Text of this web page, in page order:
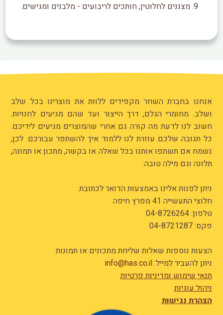
מצננים לחלוטין, חותכים לריבועים - מלבנים ומגישים.
אנחנו בחברת השחר מקפידים ללוות את מוצרינו בכל שלב
ושלב. מחומרי הגלם, דרך הייצור ועד שהם מגיעים לחנויות.
חשוב לנו לדעת מה קורה גם אחרי שהמוצרים מגיעים לידיכם.
כל תגובה שלכם עוזרת לנו ללמוד איך להשתפר עבורכם. לכן,
נשמח אם תשתפו אותנו בכל שאלה או בקשה, מתכון או תמונה,
תלונה וגם מילה טובה.
ניתן לפנות אלינו באמצעות הדואר לכתובת
חלוצי התעשייה 41 מפרץ חיפה
טלפון:04-8726264
פקס: 04-8721287
הצעות נוספות שאלות שליחת מתכונים או תמונות
ניתן להעביר למייל:info@has.co.il
תנאי שימוש ומדיניות פרטיות
ניהול עוגיות
הצהרת נגישות